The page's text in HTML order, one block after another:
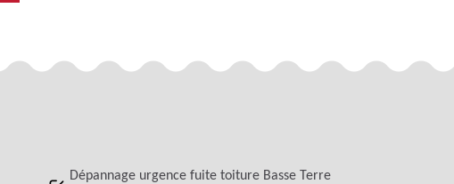
Dépannage urgence fuite toiture Basse Terre